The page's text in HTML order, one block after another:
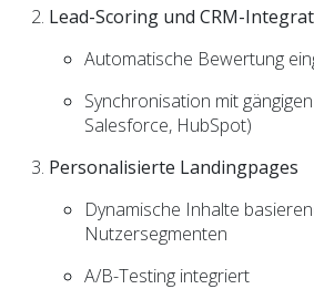
Lead-Scoring und CRM-
Automatische Bewertung
Synchronisation mit
Salesforce, HubSpot)
Personalisierte Landingpages
Dynamische Inhalte
Nutzersegmenten
A/B-Testing integriert